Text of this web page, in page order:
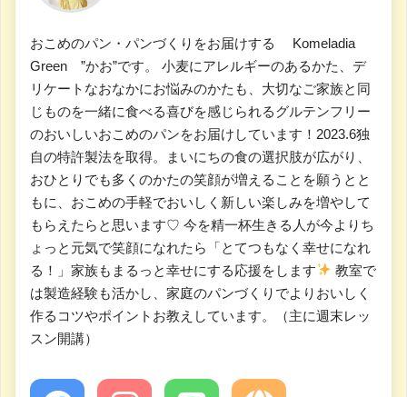
おこめのパン・パンづくりをお届けする Komeladia
Green ”かお”です。 小麦にアレルギーのあるかた、デ
リケートなおなかにお悩みのかたも、大切なご家族と同
じものを一緒に食べる喜びを感じられるグルテンフリー
のおいしいおこめのパンをお届けしています！2023.6独
自の特許製法を取得。まいにちの食の選択肢が広がり、
おひとりでも多くのかたの笑顔が増えることを願うとと
もに、おこめの手軽でおいしく新しい楽しみを増やして
もらえたらと思います♡ 今を精一杯生きる人が今よりち
ょっと元気で笑顔になれたら「とてつもなく幸せになれ
る！」家族もまるっと幸せにする応援をします
教室で
は製造経験も活かし、家庭のパンづくりでよりおいしく
作るコツやポイントお教えしています。（主に週末レッ
スン開講）